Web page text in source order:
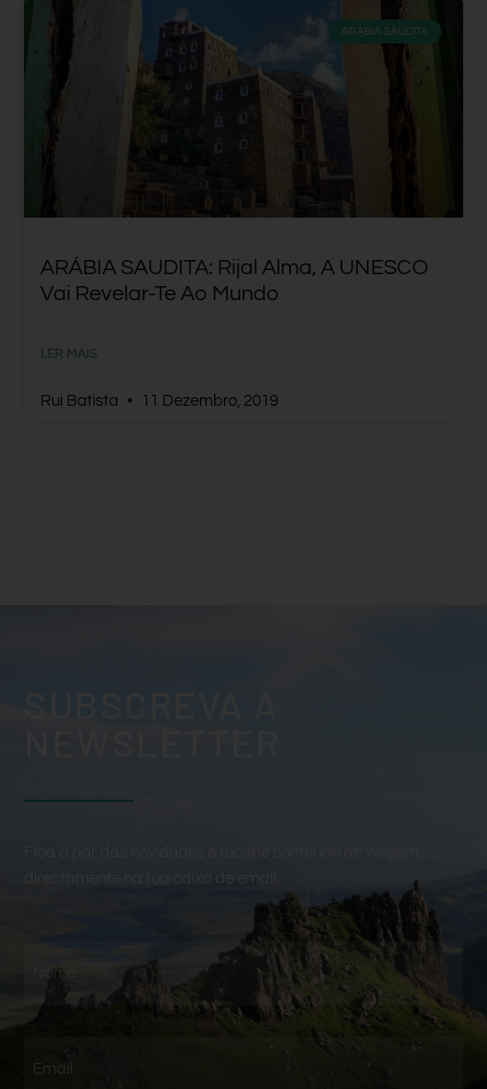
ARÁBIA SAUDITA
ARÁBIA SAUDITA: Rijal Alma, A UNESCO
Vai Revelar-Te Ao Mundo
LER MAIS
Rui Batista 11 Dezembro, 2019
directamente na tua caixa de email.